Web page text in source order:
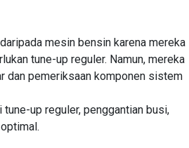
mesin bensin karena mereka
tune-up reguler. Namun, mereka
dan pemeriksaan komponen sistem
up reguler, penggantian busi,